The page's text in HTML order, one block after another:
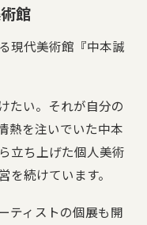
館
現代美術館『中本誠
たい。それが自分の
熱を注いでいた中本
立ち上げた個人美術
続けています。
ティストの個展も開